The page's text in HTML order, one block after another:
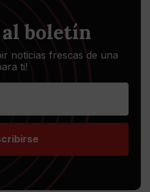
boletín
noticias frescas de una
ti!